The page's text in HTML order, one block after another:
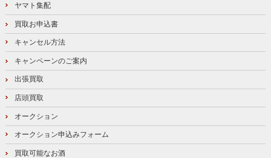
ヤマト集配
買取お申込書
キャンセル方法
キャンペーンのご案内
出張買取
店頭買取
オークション
オークション申込みフォーム
買取可能なお酒